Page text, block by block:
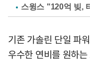
스윙스 "120억 빚,
기존 가솔린 단일 파
우수한 연비를 원하